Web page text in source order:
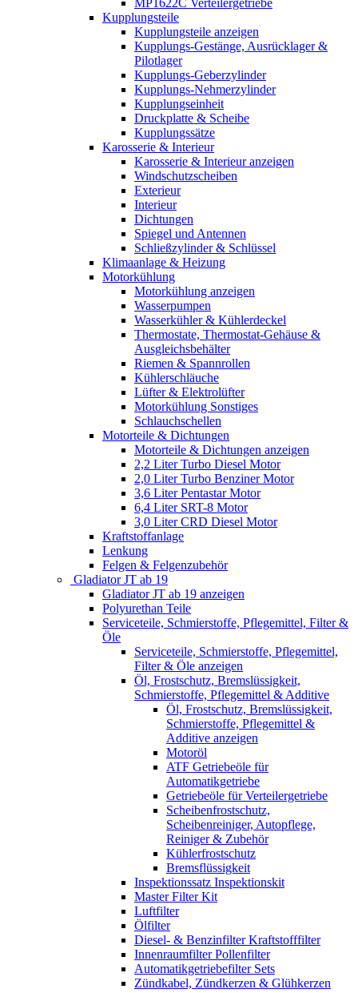
Kupplungsteile
Kupplungsteile anzeigen
Kupplungs-Gestänge, Ausrücklager &
Pilotlager
Kupplungs-Geberzylinder
Kupplungs-Nehmerzylinder
Kupplungseinheit
Druckplatte & Scheibe
Kupplungssätze
Karosserie & Interieur
Karosserie & Interieur anzeigen
Windschutzscheiben
Exterieur
Interieur
Dichtungen
Spiegel und Antennen
Schließzylinder & Schlüssel
Klimaanlage & Heizung
Motorkühlung
Motorkühlung anzeigen
Wasserpumpen
Wasserkühler & Kühlerdeckel
Thermostate, Thermostat-Gehäuse &
Ausgleichsbehälter
Riemen & Spannrollen
Kühlerschläuche
Lüfter & Elektrolüfter
Motorkühlung Sonstiges
Schlauchschellen
Motorteile & Dichtungen
Motorteile & Dichtungen anzeigen
2,2 Liter Turbo Diesel Motor
2,0 Liter Turbo Benziner Motor
3,6 Liter Pentastar Motor
6,4 Liter SRT-8 Motor
3,0 Liter CRD Diesel Motor
Kraftstoffanlage
Lenkung
Felgen & Felgenzubehör
Gladiator JT ab 19
Gladiator JT ab 19 anzeigen
Polyurethan Teile
Serviceteile, Schmierstoffe, Pflegemittel, Filter &
Öle
Serviceteile, Schmierstoffe, Pflegemittel,
Filter & Öle anzeigen
Öl, Frostschutz, Bremslüssigkeit,
Schmierstoffe, Pflegemittel & Additive
Öl, Frostschutz, Bremslüssigkeit,
Schmierstoffe, Pflegemittel &
Additive anzeigen
Motoröl
ATF Getriebeöle für
Automatikgetriebe
Getriebeöle für Verteilergetriebe
Scheibenfrostschutz,
Scheibenreiniger, Autopflege,
Reiniger & Zubehör
Kühlerfrostschutz
Bremsflüssigkeit
Inspektionssatz Inspektionskit
Master Filter Kit
Luftfilter
Ölfilter
Diesel- & Benzinfilter Kraftstofffilter
Innenraumfilter Pollenfilter
Automatikgetriebefilter Sets
Zündkabel, Zündkerzen & Glühkerzen